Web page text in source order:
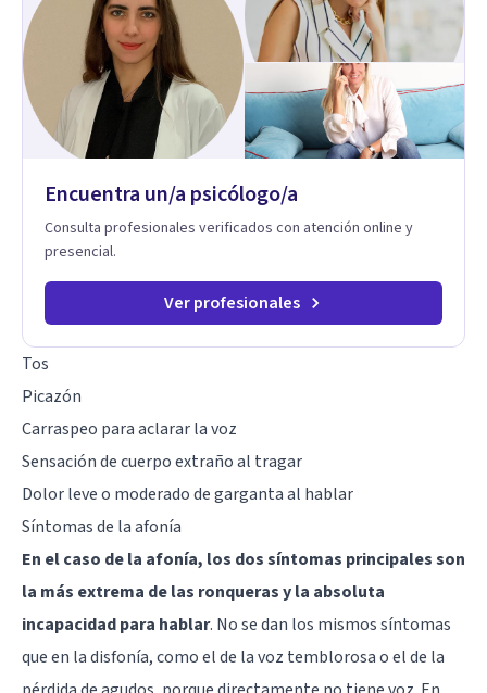
Encuentra un/a psicólogo/a
Consulta profesionales verificados con atención online y
presencial.
Ver profesionales
Tos
Picazón
Carraspeo para aclarar la voz
Sensación de cuerpo extraño al tragar
Dolor leve o moderado de garganta al hablar
Síntomas de la afonía
En el caso de la afonía, los dos síntomas principales son
la más extrema de las ronqueras y la absoluta
incapacidad para hablar. No se dan los mismos síntomas
que en la disfonía, como el de la voz temblorosa o el de la